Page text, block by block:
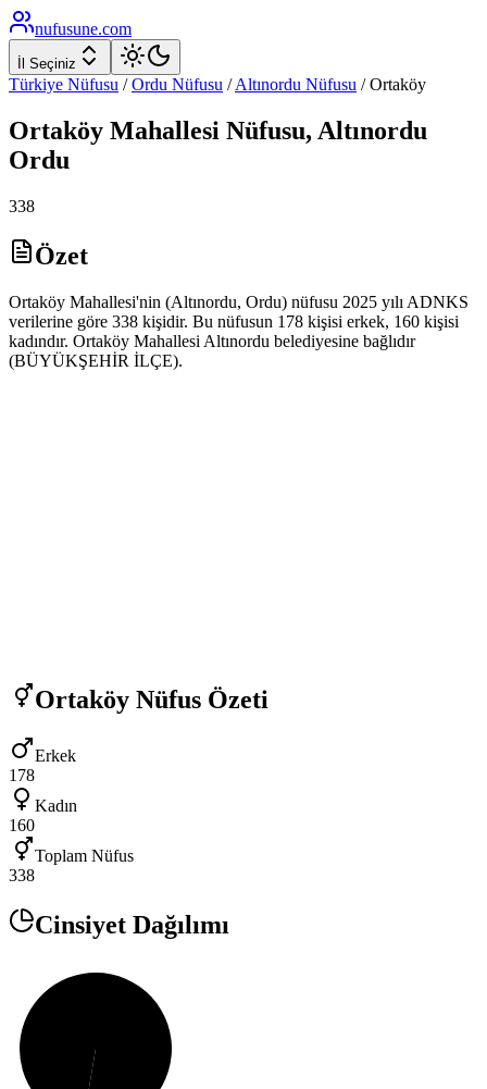
nufusune.com
İl Seçiniz
Türkiye Nüfusu / Ordu Nüfusu / Altınordu Nüfusu /Ortaköy
Ortaköy Mahallesi Nüfusu, Altınordu
Ordu
338
Özet
Ortaköy Mahallesi'nin (Altınordu, Ordu) nüfusu 2025 yılı ADNKS
verilerine göre 338 kişidir. Bu nüfusun 178 kişisi erkek, 160 kişisi
kadındır. Ortaköy Mahallesi Altınordu belediyesine bağlıdır
(BÜYÜKŞEHİR İLÇE).
Ortaköy Nüfus Özeti
Erkek
178
Kadın
160
Toplam Nüfus
338
Cinsiyet Dağılımı